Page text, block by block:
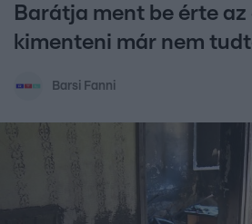
Barátja ment be érte az
kimenteni már nem
Barsi Fanni